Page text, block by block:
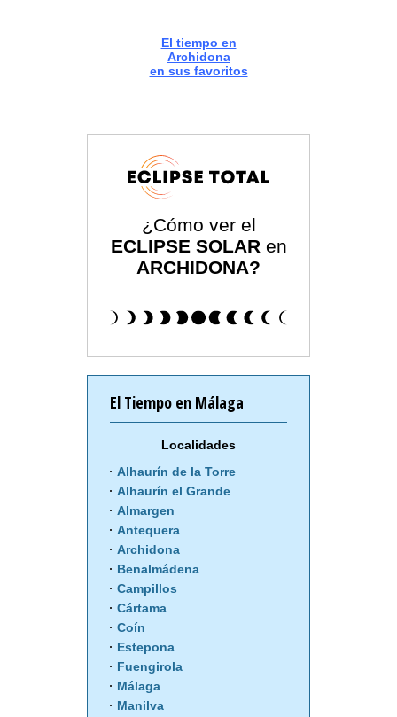
El tiempo en
Archidona
en sus favoritos
¿Cómo ver el
ECLIPSE SOLAR en
ARCHIDONA?
El Tiempo en Málaga
Localidades
Alhaurín de la Torre
Alhaurín el Grande
Almargen
Antequera
Archidona
Benalmádena
Campillos
Cártama
Coín
Estepona
Fuengirola
Málaga
Manilva